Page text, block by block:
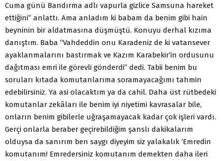
Cuma günü Bandırma adlı vapurla gizlice Samsuna hareket
ettiğini” anlattı. Ama anladım ki babam da benim gibi hain
beyninin bir aldatmasına düşmüştü. Konuyu derhal kızıma
danıştım. Baba “Vahdeddin onu Karadeniz de ki vatansever
ayaklanmalarını bastırmak ve Kazım Karabekir’in ordusunu
dağıtması emri ile görevli gönderdi” dedi. Tabii benim bu
soruları kıtada komutanlarıma soramayacağımı tahmin
edebilirsiniz. Ya asi olacaktım ya da cahil. Daha üst rütbedeki
komutanlar zekâları ile benim iyi niyetimi kavrasalar bile,
onların benim gibilerle uğraşamayacak kadar çok işleri vardı.
Gerçi onlarla beraber geçirebildiğim şanslı dakikalarım
olduysa da sanırım ben saygı diyeyim siz yalakalık ‘Emredin
komutanım! Emredersiniz komutanım demekten daha ileri